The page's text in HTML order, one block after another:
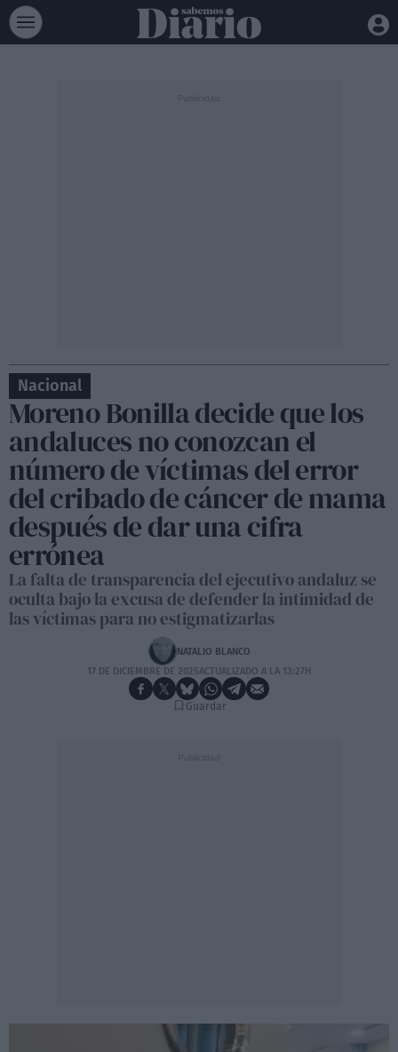
Nacional
Moreno Bonilla decide que los
andaluces no conozcan el
número de víctimas del error
del cribado de cáncer de mama
después de dar una cifra
errónea
La falta de transparencia del ejecutivo andaluz se
oculta bajo la excusa de defender la intimidad de
las víctimas para no estigmatizarlas
NATALIO BLANCO
17 DE DICIEMBRE DE 2025ACTUALIZADO A LA 13:27H
Guardar